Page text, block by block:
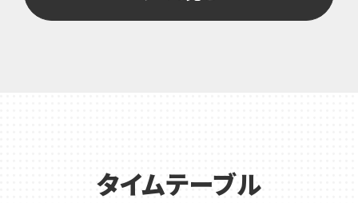
タイムテーブル